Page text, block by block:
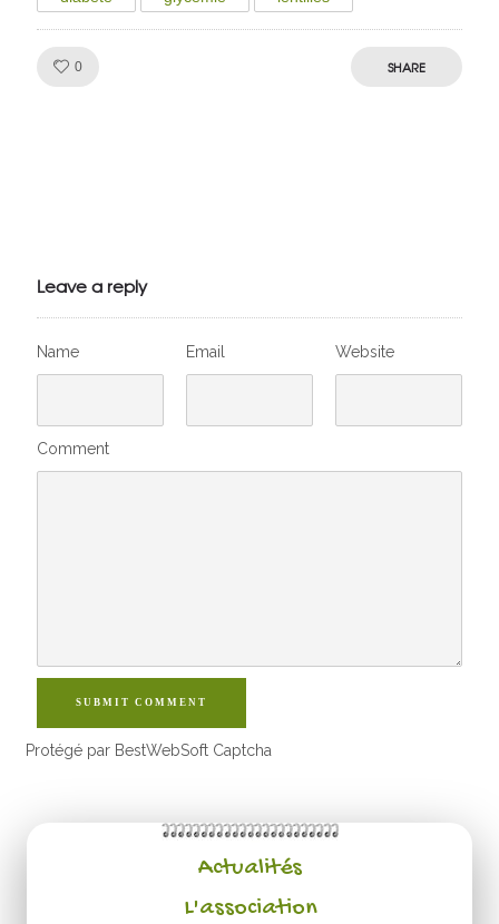
0 SHARE
Leave a reply
Name Email Website
Comment
SUBMIT COMMENT
Protégé par BestWebSoft Captcha
Actualités
L'association